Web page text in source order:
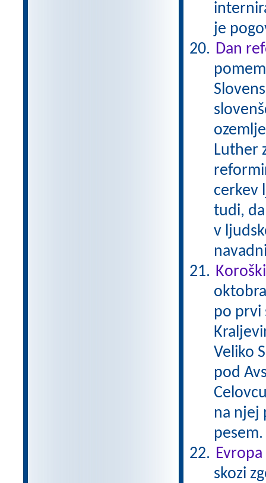
je
Dan
Luther
cerkev
tudi,
v
po prvi
Veliko
pod
na njej
pesem.
skozi